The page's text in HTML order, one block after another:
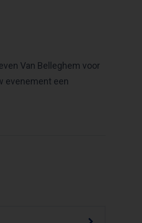
Van Belleghem voor
evenement een